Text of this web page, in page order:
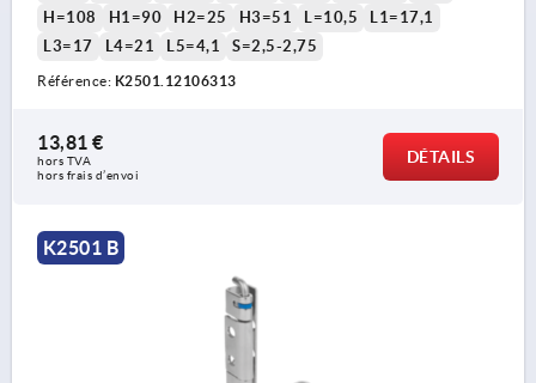
H=108
H1=90 H2=25 H3=51 L=10,5
L1=17,1
L3=17
L4=21 L5=4,1 S=2,5-2,75
Référence: K2501.12106313
13,81 €
hors TVA
hors frais d’envoi
DÉTAILS
K2501 B